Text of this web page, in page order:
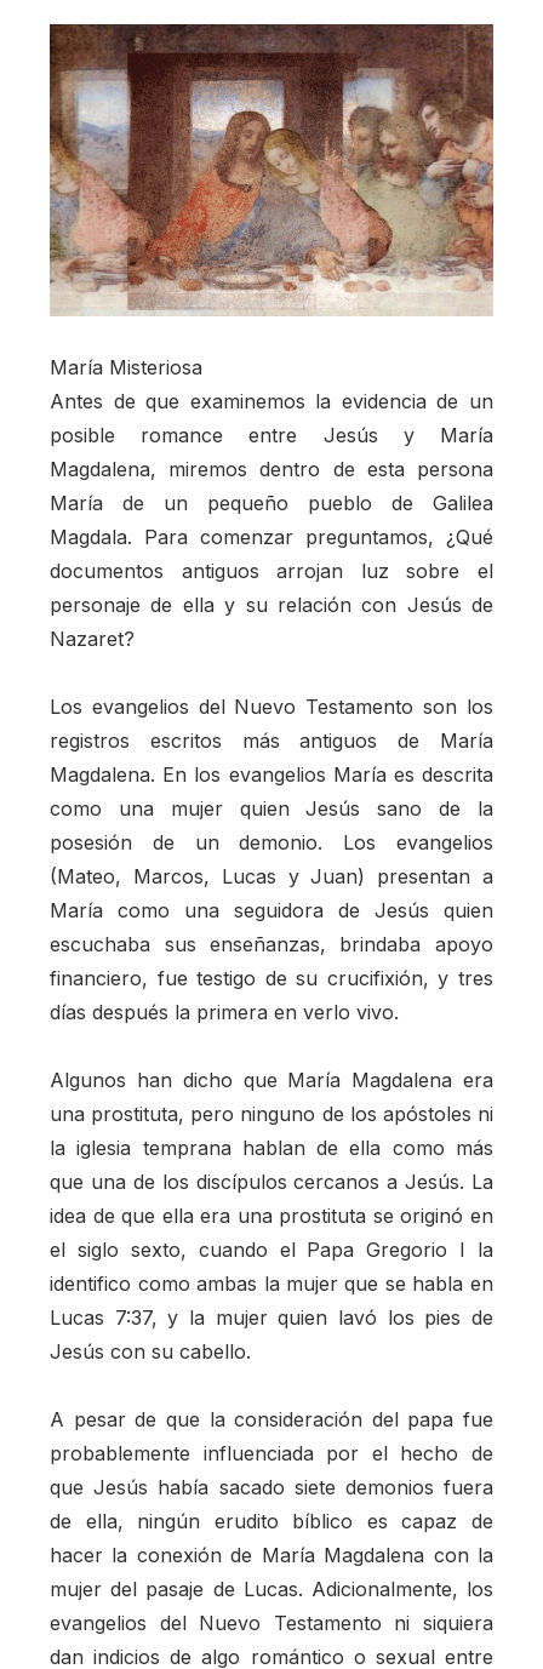
María Misteriosa
Antes de que examinemos la evidencia de un
posible romance entre Jesús y María
Magdalena, miremos dentro de esta persona
María de un pequeño pueblo de Galilea
Magdala. Para comenzar preguntamos, ¿Qué
documentos antiguos arrojan luz sobre el
personaje de ella y su relación con Jesús de
Nazaret?
Los evangelios del Nuevo Testamento son los
registros escritos más antiguos de María
Magdalena. En los evangelios María es descrita
como una mujer quien Jesús sano de la
posesión de un demonio. Los evangelios
(Mateo, Marcos, Lucas y Juan) presentan a
María como una seguidora de Jesús quien
escuchaba sus enseñanzas, brindaba apoyo
financiero, fue testigo de su crucifixión, y tres
días después la primera en verlo vivo.
Algunos han dicho que María Magdalena era
una prostituta, pero ninguno de los apóstoles ni
la iglesia temprana hablan de ella como más
que una de los discípulos cercanos a Jesús. La
idea de que ella era una prostituta se originó en
el siglo sexto, cuando el Papa Gregorio I la
identifico como ambas la mujer que se habla en
Lucas 7:37, y la mujer quien lavó los pies de
Jesús con su cabello.
A pesar de que la consideración del papa fue
probablemente influenciada por el hecho de
que Jesús había sacado siete demonios fuera
de ella, ningún erudito bíblico es capaz de
hacer la conexión de María Magdalena con la
mujer del pasaje de Lucas. Adicionalmente, los
evangelios del Nuevo Testamento ni siquiera
dan indicios de algo romántico o sexual entre